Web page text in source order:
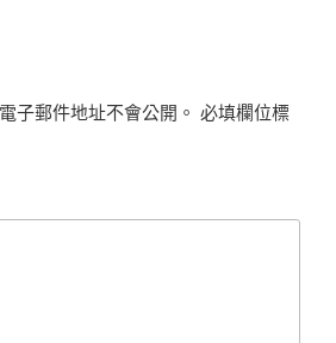
子郵件地址不會公開。 必填欄位標